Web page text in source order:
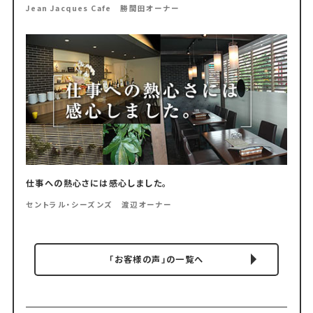
Jean Jacques Cafe 勝間田オーナー
仕事への熱心さには感心しました。
セントラル・シーズンズ 渡辺オーナー
「お客様の声」の一覧へ